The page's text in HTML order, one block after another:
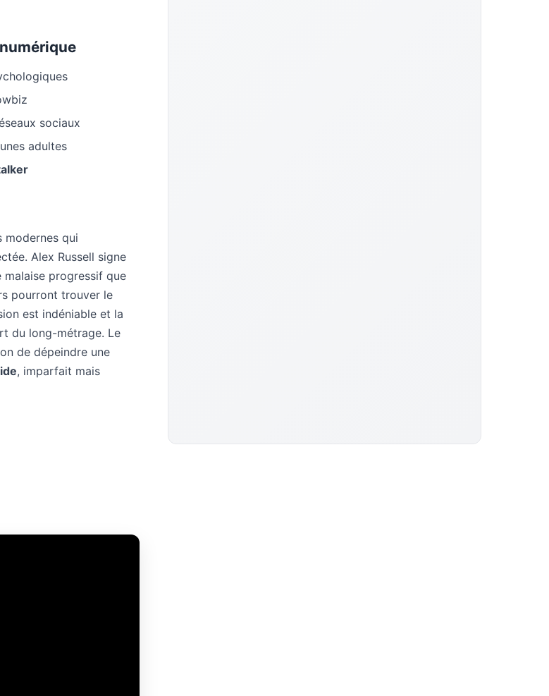
sociaux
adultes
modernes qui
Alex Russell signe
malaise progressif que
pourront trouver le
est indéniable et la
du long-métrage. Le
de dépeindre une
, imparfait mais